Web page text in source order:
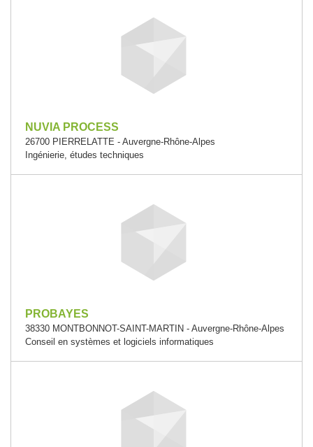
NUVIA PROCESS
26700 PIERRELATTE - Auvergne-Rhône-Alpes
Ingénierie, études techniques
PROBAYES
38330 MONTBONNOT-SAINT-MARTIN - Auvergne-Rhône-Alpes
Conseil en systèmes et logiciels informatiques